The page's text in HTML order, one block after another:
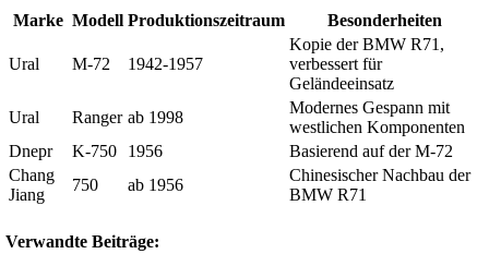
Marke Modell Produktionszeitraum Besonderheiten
Ural M-72 1942-1957
Kopie der BMW R71,
verbessert für
Geländeeinsatz
Ural
Ranger ab 1998
Modernes Gespann mit
westlichen Komponenten
Dnepr
K-750 1956
Basierend auf der M-72
Chang
Jiang
750 ab 1956
Chinesischer Nachbau der
BMW R71
Verwandte Beiträge: